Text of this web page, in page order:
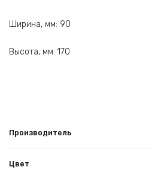
Ширина, мм: 90
Высота, мм: 170
Производитель
Цвет